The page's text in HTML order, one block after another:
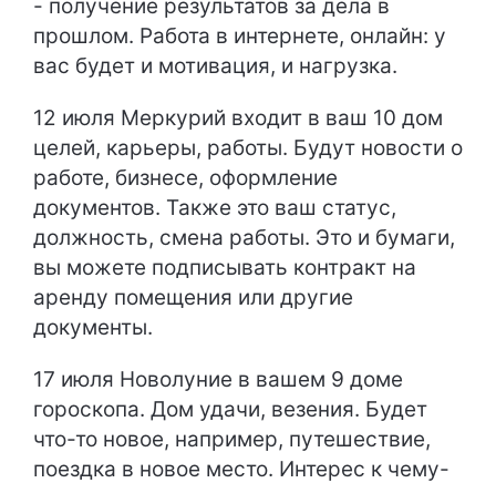
- получение результатов за дела в
прошлом. Работа в интернете, онлайн: у
вас будет и мотивация, и нагрузка.
12 июля Меркурий входит в ваш 10 дом
целей, карьеры, работы. Будут новости о
работе, бизнесе, оформление
документов. Также это ваш статус,
должность, смена работы. Это и бумаги,
вы можете подписывать контракт на
аренду помещения или другие
документы.
17 июля Новолуние в вашем 9 доме
гороскопа. Дом удачи, везения. Будет
что-то новое, например, путешествие,
поездка в новое место. Интерес к чему-